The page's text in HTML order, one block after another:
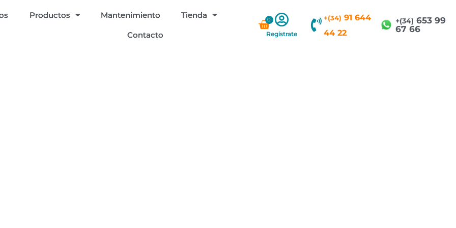
Productos Mantenimiento Tienda
Contacto
0
Carrito
Regístrate
+(34) 91 644
44 22
+(34) 653 99
67 66